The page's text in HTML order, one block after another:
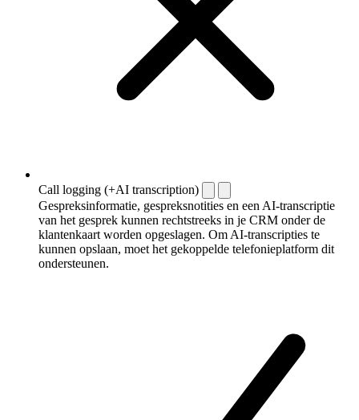
Call logging (+AI transcription)
Gespreksinformatie, gespreksnotities en een AI-transcriptie
van het gesprek kunnen rechtstreeks in je CRM onder de
klantenkaart worden opgeslagen. Om AI-transcripties te
kunnen opslaan, moet het gekoppelde telefonieplatform dit
ondersteunen.